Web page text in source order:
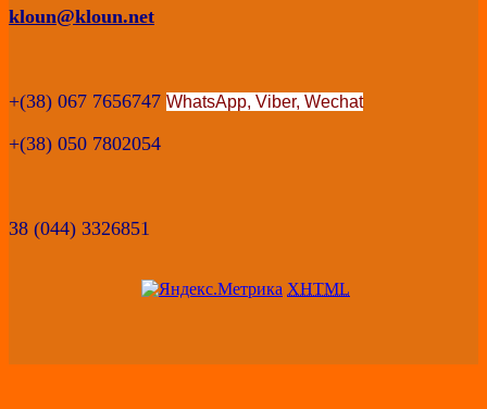
kloun@kloun.net
+(38) 067 7656747 WhatsApp, Viber, Wechat
+(38) 050 7802054
38 (044) 3326851
XHTML